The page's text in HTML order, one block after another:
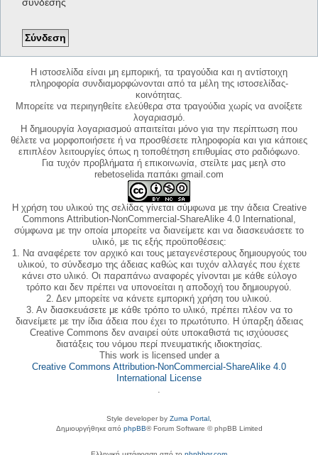
σύνδεσης
Η ιστοσελίδα είναι μη εμπορική, τα τραγούδια και η αντίστοιχη
πληροφορία συνδιαμορφώνονται από τα μέλη της ιστοσελίδας-
κοινότητας.
Μπορείτε να περιηγηθείτε ελεύθερα στα τραγούδια χωρίς να ανοίξετε
λογαριασμό.
Η δημιουργία λογαριασμού απαιτείται μόνο για την περίπτωση που
θέλετε να μορφοποιήσετε ή να προσθέσετε πληροφορία και για κάποιες
επιπλέον λειτουργίες όπως η τοποθέτηση επιθυμίας στο ραδιόφωνο.
Για τυχόν προβλήματα ή επικοινωνία, στείλτε μας μεηλ στο
rebetoselida παπάκι gmail.com
Η χρήση του υλικού της σελίδας γίνεται σύμφωνα με την άδεια Creative
Commons Attribution-NonCommercial-ShareAlike 4.0 International,
σύμφωνα με την οποία μπορείτε να διανείμετε και να διασκευάσετε το
υλικό, με τις εξής προϋποθέσεις:
1. Να αναφέρετε τον αρχικό και τους μεταγενέστερους δημιουργούς του
υλικού, το σύνδεσμο της άδειας καθώς και τυχόν αλλαγές που έχετε
κάνει στο υλικό. Οι παραπάνω αναφορές γίνονται με κάθε εύλογο
τρόπο και δεν πρέπει να υπονοείται η αποδοχή του δημιουργού.
2. Δεν μπορείτε να κάνετε εμπορική χρήση του υλικού.
3. Αν διασκευάσετε με κάθε τρόπο το υλικό, πρέπει πλέον να το
διανείμετε με την ίδια άδεια που έχει το πρωτότυπο. Η ύπαρξη άδειας
Creative Commons δεν αναιρεί ούτε υποκαθιστά τις ισχύουσες
διατάξεις του νόμου περί πνευματικής ιδιοκτησίας.
This work is licensed under a
Creative Commons Attribution-NonCommercial-ShareAlike 4.0
International License
.
Style developer by Zuma Portal
Δημιουργήθηκε από phpBB® Forum Software © phpBB Limited